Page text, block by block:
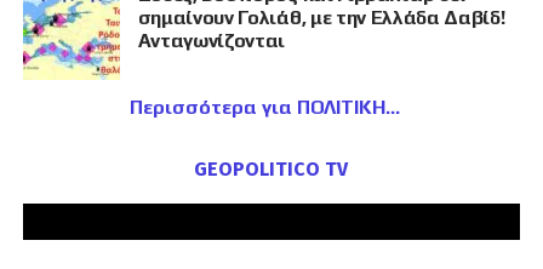
σημαίνουν Γολιάθ, με την Ελλάδα Δαβίδ!
Ανταγωνίζονται
Περισσότερα για ΠΟΛΙΤΙΚΗ
GEOPOLITICO TV